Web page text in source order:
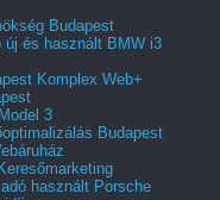
Budapest
és használt BMW i3
Komplex Web+
3
Budapest
használt Porsche